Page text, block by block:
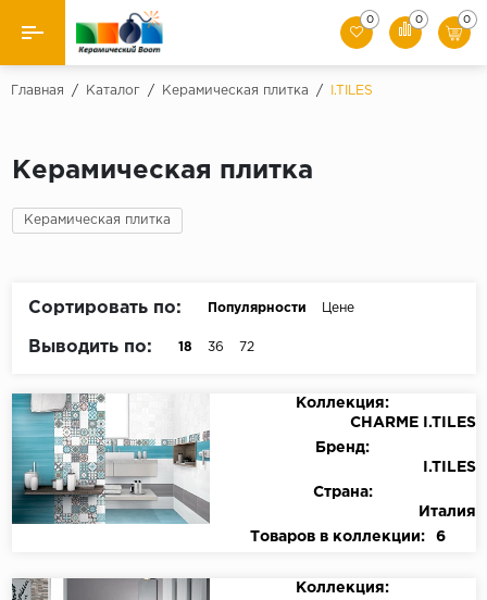
Назад
Керамическая плитка
Керамогранит
0 0 0
Главная / Каталог / Керамическая плитка / I.TILES
Керамическая плитка
Керамическая плитка
Сортировать по: Популярности Цене
Выводить по: 18 36 72
Коллекция:
CHARME I.TILES
Бренд:
I.TILES
Страна:
Италия
Товаров в коллекции:
6
Коллекция: